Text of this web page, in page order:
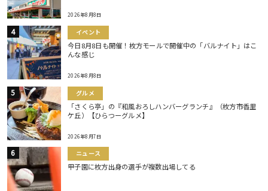
2026年8月8日
イベント
今日8月8日も開催！枚方モールで開催中の「バルナイト」はこ
んな感じ
2026年8月8日
グルメ
「さくら亭」の『和風おろしハンバーグランチ』（枚方市香里
ケ丘）【ひらつーグルメ】
2026年8月7日
ニュース
甲子園に枚方出身の選手が複数出場してる